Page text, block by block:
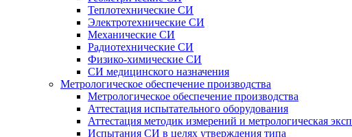
Теплотехнические СИ
Электротехнические СИ
Механические СИ
Радиотехнические СИ
Физико-химические СИ
СИ медицинского назначения
Метрологическое обеспечение производства
Метрологическое обеспечение производства
Аттестация испытательного оборудования
Аттестация методик измерений и метрологическая
Испытания СИ в целях утверждения типа